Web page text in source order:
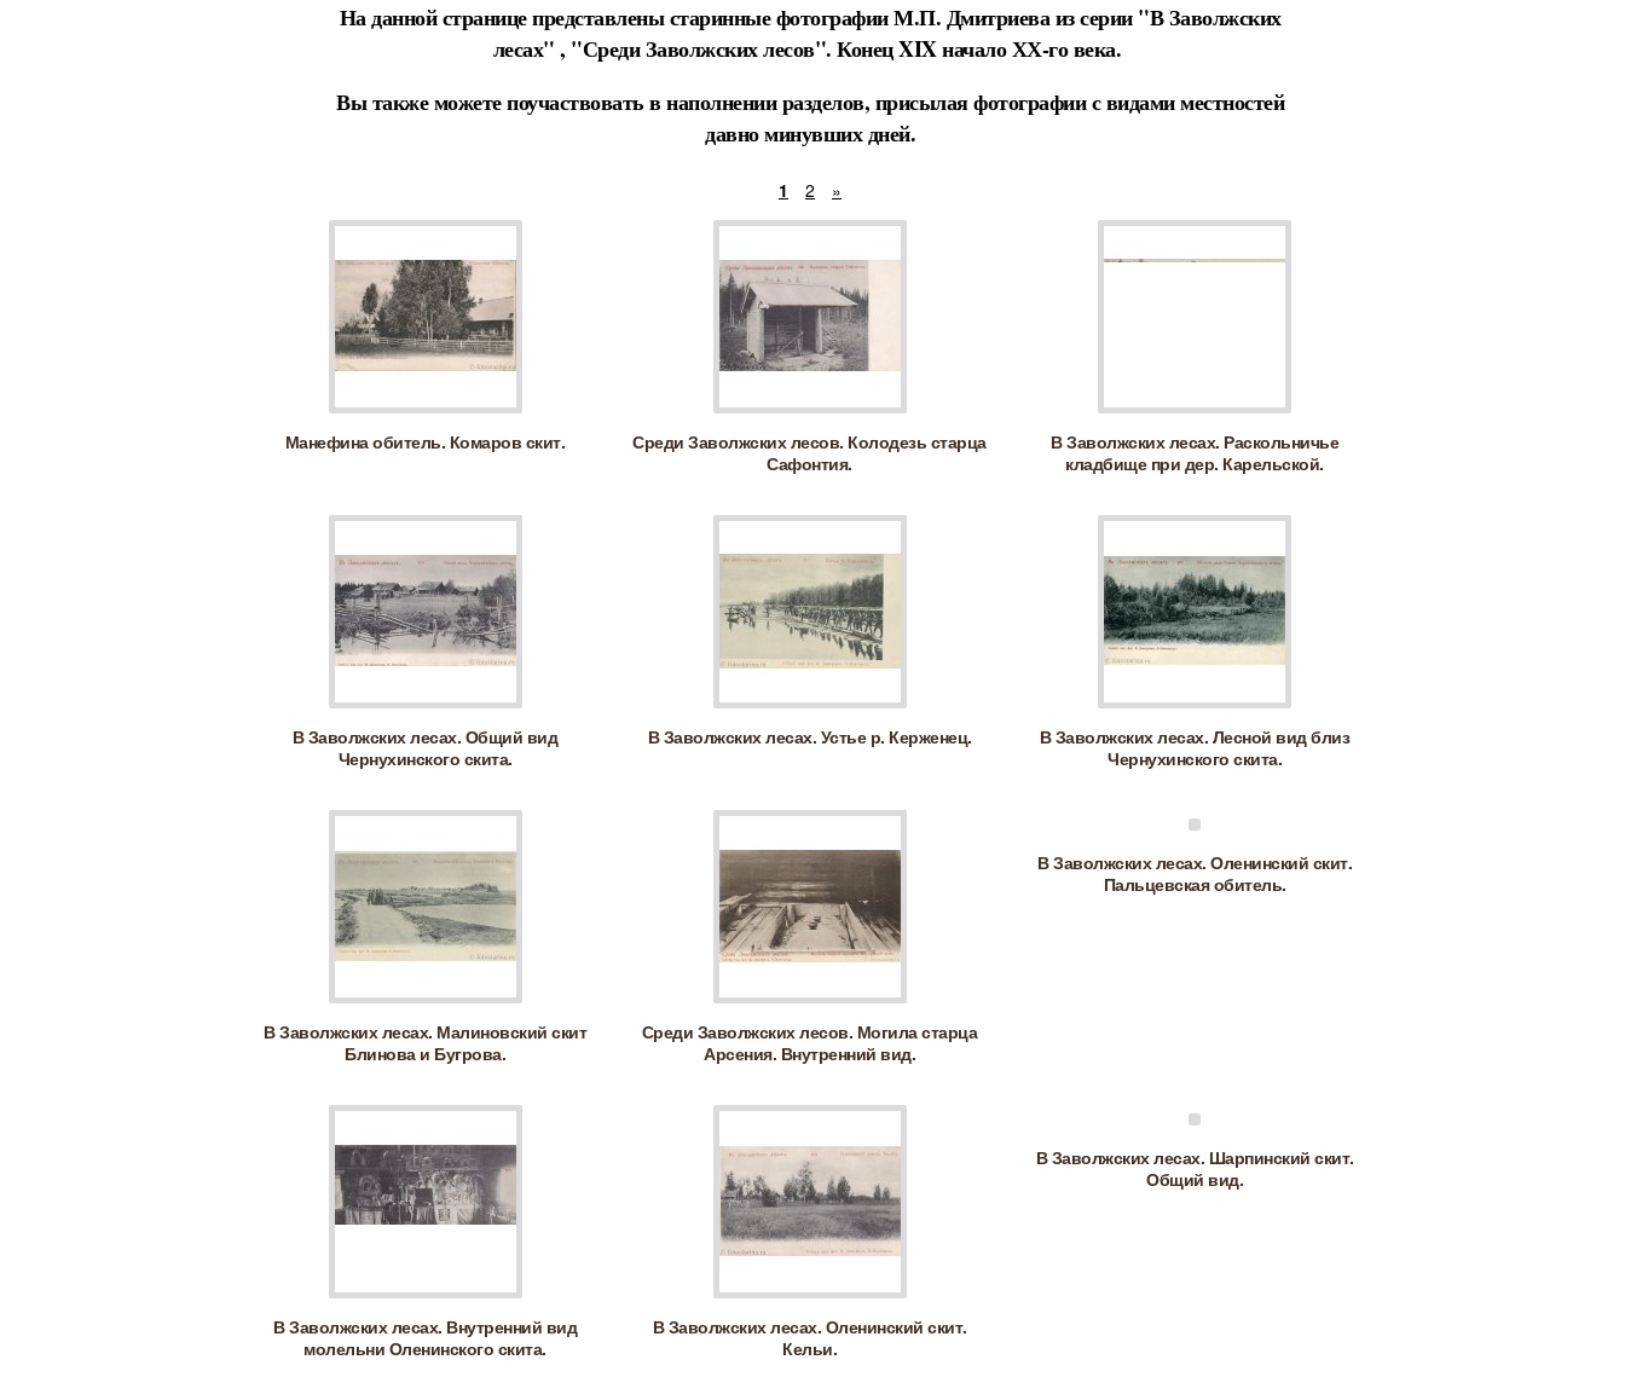
На данной странице представлены старинные фотографии М.П. Дмитриева из серии "В Заволжских
лесах" , "Среди Заволжских лесов". Конец XIX начало ХХ-го века.
Вы также можете поучаствовать в наполнении разделов, присылая фотографии с видами местностей
давно минувших дней.
1 2 »
Манефина обитель. Комаров скит.
Среди Заволжских лесов. Колодезь старца
Сафонтия.
В Заволжских лесах. Раскольничье
кладбище при дер. Карельской.
В Заволжских лесах. Общий вид
Чернухинского скита.
В Заволжских лесах. Устье р. Керженец.
В Заволжских лесах. Лесной вид близ
Чернухинского скита.
В Заволжских лесах. Малиновский скит
Блинова и Бугрова.
Среди Заволжских лесов. Могила старца
Арсения. Внутренний вид.
В Заволжских лесах. Оленинский скит.
Пальцевская обитель.
В Заволжских лесах. Внутренний вид
молельни Оленинского скита.
В Заволжских лесах. Оленинский скит.
Кельи.
В Заволжских лесах. Шарпинский скит.
Общий вид.